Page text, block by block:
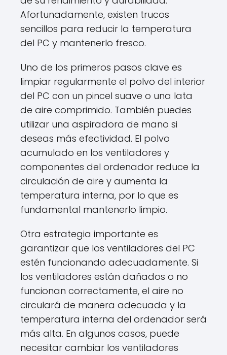
Afortunadamente, existen trucos
sencillos para reducir la temperatura
del PC y mantenerlo fresco.
Uno de los primeros pasos clave es
limpiar regularmente el polvo del interior
del PC con un pincel suave o una lata
de aire comprimido. También puedes
utilizar una aspiradora de mano si
deseas más efectividad. El polvo
acumulado en los ventiladores y
componentes del ordenador reduce la
circulación de aire y aumenta la
temperatura interna, por lo que es
fundamental mantenerlo limpio.
Otra estrategia importante es
garantizar que los ventiladores del PC
estén funcionando adecuadamente. Si
los ventiladores están dañados o no
funcionan correctamente, el aire no
circulará de manera adecuada y la
temperatura interna del ordenador será
más alta. En algunos casos, puede
necesitar cambiar los ventiladores